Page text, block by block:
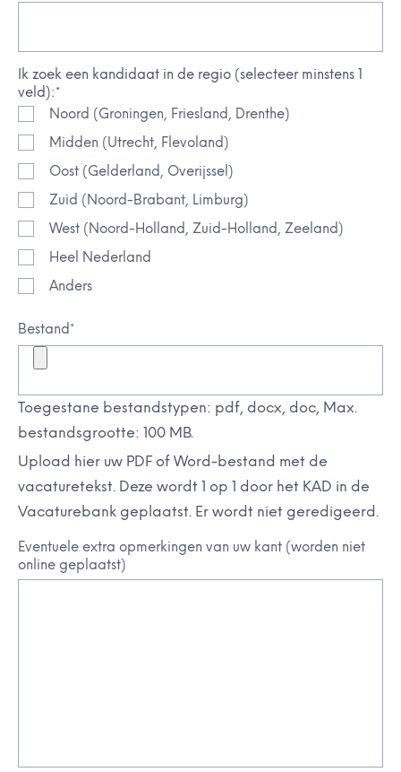
Ik zoek een kandidaat in de regio (selecteer minstens 1
veld):*
Noord (Groningen, Friesland, Drenthe)
Midden (Utrecht, Flevoland)
Oost (Gelderland, Overijssel)
Zuid (Noord-Brabant, Limburg)
West (Noord-Holland, Zuid-Holland, Zeeland)
Heel Nederland
Anders
Bestand*
Toegestane bestandstypen: pdf, docx, doc, Max.
bestandsgrootte: 100 MB.
Upload hier uw PDF of Word-bestand met de
vacaturetekst. Deze wordt 1 op 1 door het KAD in de
Vacaturebank geplaatst. Er wordt niet geredigeerd.
Eventuele extra opmerkingen van uw kant (worden niet
online geplaatst)